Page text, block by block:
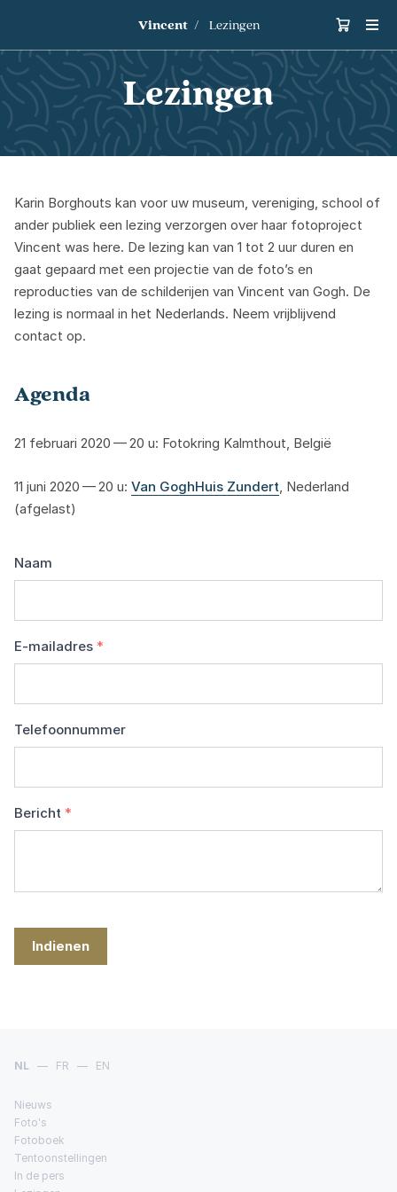
Vincent Lezingen
Lezingen
Karin Borghouts kan voor uw museum, vereniging, school of
ander publiek een lezing verzorgen over haar fotoproject
Vincent was here. De lezing kan van 1 tot 2 uur duren en
gaat gepaard met een projectie van de foto’s en
reproducties van de schilderijen van Vincent van Gogh. De
lezing is normaal in het Nederlands. Neem vrijblijvend
contact op.
Agenda
21 februari 2020 —20 u: Fotokring Kalmthout, België
11 juni 2020 —20 u: Van GoghHuis Zundert, Nederland
(afgelast)
Naam
E-mailadres *
Telefoonnummer
Bericht *
Indienen
NL — FR — EN
Nieuws
Foto's
Fotoboek
Tentoonstellingen
In de pers